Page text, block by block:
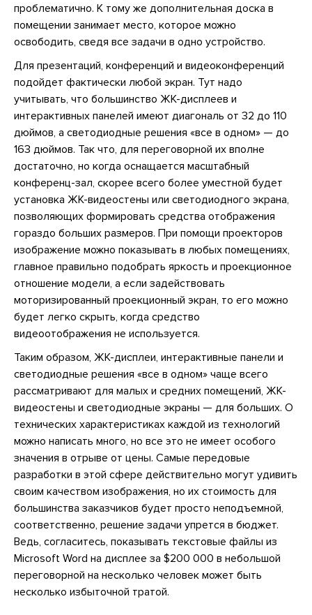
проблематично. К тому же дополнительная доска в
помещении занимает место, которое можно
освободить, сведя все задачи в одно устройство.
Для презентаций, конференций и видеоконференций
подойдет фактически любой экран. Тут надо
учитывать, что большинство ЖК-дисплеев и
интерактивных панелей имеют диагональ от 32 до 110
дюймов, а светодиодные решения «все в одном» — до
163 дюймов. Так что, для переговорной их вполне
достаточно, но когда оснащается масштабный
конференц-зал, скорее всего более уместной будет
установка ЖК-видеостены или светодиодного экрана,
позволяющих формировать средства отображения
гораздо больших размеров. При помощи проекторов
изображение можно показывать в любых помещениях,
главное правильно подобрать яркость и проекционное
отношение модели, а если задействовать
моторизированный проекционный экран, то его можно
будет легко скрыть, когда средство
видеоотображения не используется.
Таким образом, ЖК-дисплеи, интерактивные панели и
светодиодные решения «все в одном» чаще всего
рассматривают для малых и средних помещений, ЖК-
видеостены и светодиодные экраны — для больших. О
технических характеристиках каждой из технологий
можно написать много, но все это не имеет особого
значения в отрыве от цены. Самые передовые
разработки в этой сфере действительно могут удивить
своим качеством изображения, но их стоимость для
большинства заказчиков будет просто неподъемной,
соответственно, решение задачи упрется в бюджет.
Ведь, согласитесь, показывать текстовые файлы из
Microsoft Word на дисплее за $200 000 в небольшой
переговорной на несколько человек может быть
несколько избыточной тратой.